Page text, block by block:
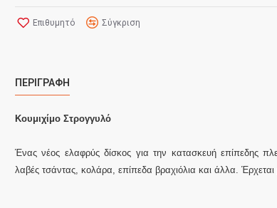
Επιθυμητό Σύγκριση
ΠΕΡΙΓΡΑΦΉ
Κουμιχίμο Στρογγυλό
Ένας νέος ελαφρύς δίσκος για την κατασκευή επίπεδης
λαβές τσάντας, κολάρα, επίπεδα βραχιόλια και άλλα. Έρχεται